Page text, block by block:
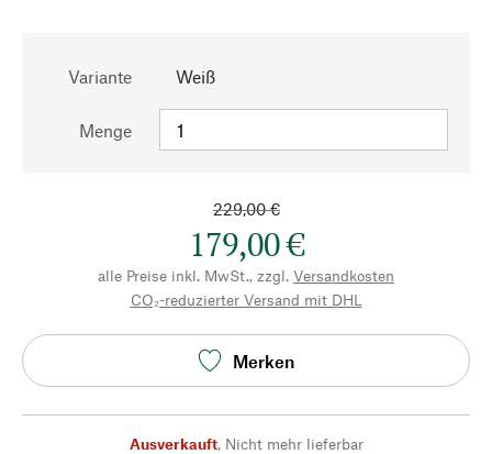
Variante Weiß
Menge
229,00 €
179,00 €
alle Preise inkl. MwSt., zzgl. Versandkosten
CO₂-reduzierter Versand mit DHL
Merken
Ausverkauft, Nicht mehr lieferbar